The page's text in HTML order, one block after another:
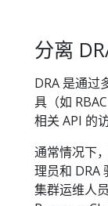
分离
DRA 是通过
具（如
相关 API 的
通常情况下
理员和 DRA
集群运维人